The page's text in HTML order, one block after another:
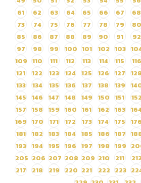
61
62 63 64 65 66 67 68
73
74 75 76 77 78 79 80
85
86 87 88 89 90 91 92
97
98 99 100 101 102 103
109 110 111 112 113 114 115 116
121
122 123 124 125 126 127 128
133
134 135 136 137 138 139
145
146 147 148 149 150 151 152
157
158 159 160 161 162 163
169 170 171 172 173 174 175 176
181
182 183 184 185 186 187
193 194 195 196 197 198 199
205 206 207 208 209 210 211 212
217
218 219 220 221 222 223